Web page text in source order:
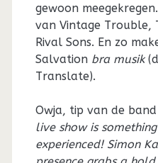
gewoon
van Vintage Trouble,
Rival Sons. En zo
Salvation bra musik
Translate).
Owja, tip van de
live show is
experienced! Simon